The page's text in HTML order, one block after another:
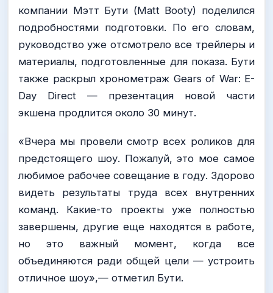
компании Мэтт Бути (Matt Booty) поделился
подробностями подготовки. По его словам,
руководство уже отсмотрело все трейлеры и
материалы, подготовленные для показа. Бути
также раскрыл хронометраж Gears of War: E-
Day Direct — презентация новой части
экшена продлится около 30 минут.
«Вчера мы провели смотр всех роликов для
предстоящего шоу. Пожалуй, это мое самое
любимое рабочее совещание в году. Здорово
видеть результаты труда всех внутренних
команд. Какие-то проекты уже полностью
завершены, другие еще находятся в работе,
но это важный момент, когда все
объединяются ради общей цели — устроить
отличное шоу»,— отметил Бути.